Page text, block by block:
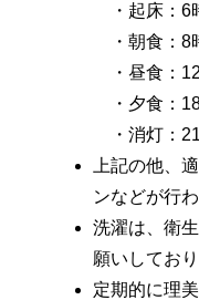
・起床：6
・朝食：8
・昼食：
・夕食：
・消灯：
上記の他、
ンなどが行わ
洗濯は、衛
願いしており
定期的に理